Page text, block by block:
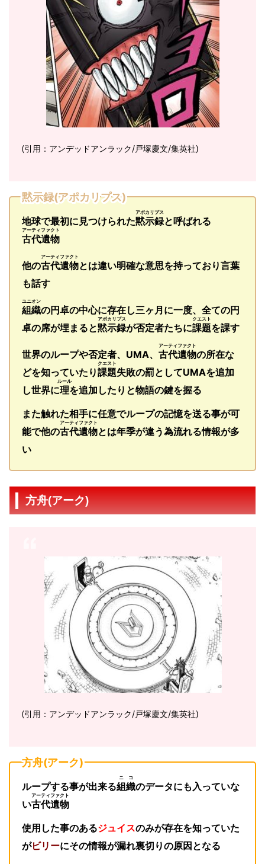
(引用：アンデッドアンラック/戸塚慶文/集英社)
黙示録(アポカリプス)
地球で最初に見つけられた黙示録
アポカリプス
と呼ばれる
古代遺物
アーティファクト
他の古代遺物
アーティファクト
とは違い明確な意思を持っており言葉
も話す
組織
ユニオン
の円卓の中心に存在し三ヶ月に一度、全ての円
卓の席が埋まると黙示録
アポカリプス
が否定者たちに課題
クエスト
を課す
世界のループや否定者、UMA、 古代遺物
アーティファクト
の所在な
どを知っていたり課題
クエスト
失敗の罰としてUMAを追加
し世界に理
ルール
を追加したりと物語の鍵を握る
また触れた相手に任意でループの記憶を送る事が可
能で他の古代遺物
アーティファクト
とは年季が違う為流れる情報が多
い
方舟(アーク)
(引用：アンデッドアンラック/戸塚慶文/集英社)
方舟(アーク)
ループする事が出来る組織
ニコ
のデータにも入っていな
い古代遺物
アーティファクト
使用した事のあるジュイスのみが存在を知っていた
がビリーにその情報が漏れ裏切りの原因となる